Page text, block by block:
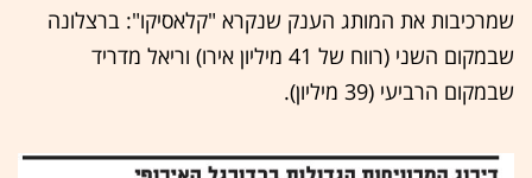
שמרכיבות את המותג הענק שנקרא "קלאסיקו": ברצלונה
שבמקום השני (רווח של 41 מיליון אירו) וריאל מדריד
שבמקום הרביעי (39 מיליון).